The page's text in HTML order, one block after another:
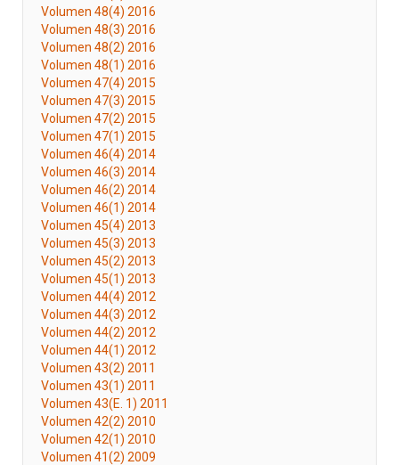
Volumen 48(4) 2016
Volumen 48(3) 2016
Volumen 48(2) 2016
Volumen 48(1) 2016
Volumen 47(4) 2015
Volumen 47(3) 2015
Volumen 47(2) 2015
Volumen 47(1) 2015
Volumen 46(4) 2014
Volumen 46(3) 2014
Volumen 46(2) 2014
Volumen 46(1) 2014
Volumen 45(4) 2013
Volumen 45(3) 2013
Volumen 45(2) 2013
Volumen 45(1) 2013
Volumen 44(4) 2012
Volumen 44(3) 2012
Volumen 44(2) 2012
Volumen 44(1) 2012
Volumen 43(2) 2011
Volumen 43(1) 2011
Volumen 43(E. 1) 2011
Volumen 42(2) 2010
Volumen 42(1) 2010
Volumen 41(2) 2009